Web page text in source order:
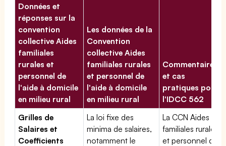
Données et
réponses sur la
convention
collective Aides
familiales
rurales et
personnel de
l'aide à domicile
en milieu rural
Les données de la
Convention
collective Aides
familiales rurales
et personnel de
l'aide à domicile
en milieu rural
Commentaires
et cas
pratiques pour
l'IDCC 562
Grilles de
Salaires et
Coefficients
La loi fixe des
minima de salaires,
notamment le
La CCN Aides
familiales rurales
et personnel de